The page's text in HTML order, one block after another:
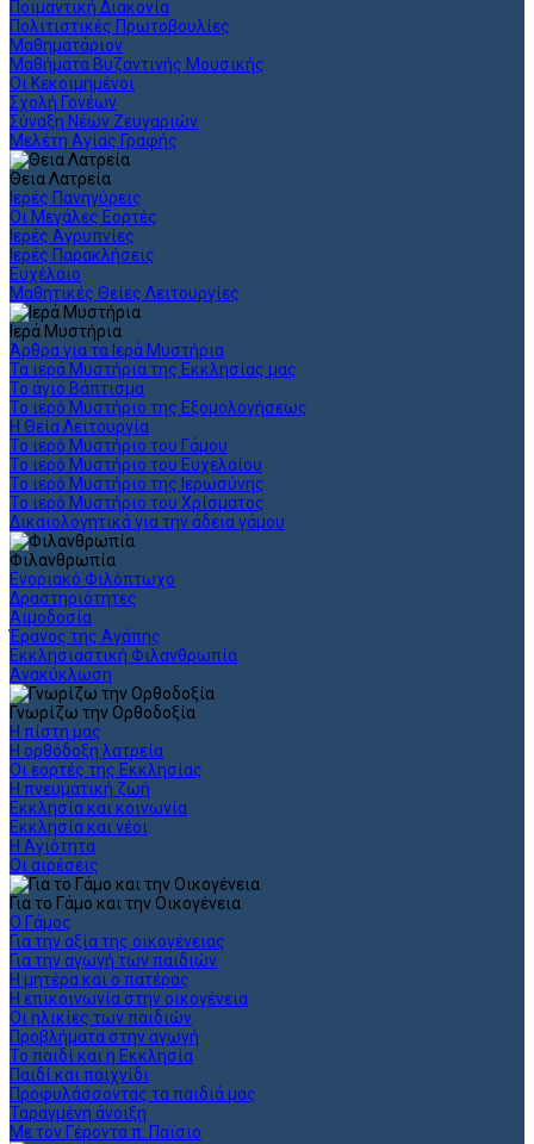
Ποιμαντική Διακονία
Πολιτιστικές Πρωτοβουλίες
Μαθηματάριον
Μαθήματα Βυζαντινής Μουσικής
Οι Κεκοιμημένοι
Σχολή Γονέων
Σύναξη Νέων Ζευγαριών
Μελέτη Αγίας Γραφής
Θεια Λατρεία
Ιερές Πανηγύρεις
Οι Μεγάλες Εορτές
Ιερές Αγρυπνίες
Ιερές Παρακλήσεις
Ευχέλαιο
Μαθητικές Θείες Λειτουργίες
Ιερά Μυστήρια
Άρθρα για τα Ιερά Μυστήρια
Τα ιερά Μυστήρια της Εκκλησίας μας
Το άγιο Βάπτισμα
Το ιερό Μυστήριο της Εξομολογήσεως
Η Θεία Λειτουργία
Το ιερό Μυστήριο του Γάμου
Το ιερό Μυστήριο του Ευχελαίου
Το ιερό Μυστήριο της Ιερωσύνης
Το ιερό Μυστήριο του Χρίσματος
Δικαιολογητικά για την άδεια γάμου
Φιλανθρωπία
Ενοριακό Φιλόπτωχο
Δραστηριότητες
Αιμοδοσία
Έρανος της Αγάπης
Εκκλησιαστική Φιλανθρωπία
Ανακύκλωση
Γνωρίζω την Ορθοδοξία
Η πίστη μας
Η ορθόδοξη λατρεία
Οι εορτές της Εκκλησίας
Η πνευματική ζωή
Εκκλησία και κοινωνία
Εκκλησία και νέοι
Η Αγιότητα
Οι αιρέσεις
Για το Γάμο και την Οικογένεια
Ο Γάμος
Για την αξία της οικογένειας
Για την αγωγή των παιδιών
Η μητέρα και ο πατέρας
Η επικοινωνία στην οικογένεια
Οι ηλικίες των παιδιών
Προβλήματα στην αγωγή
Το παιδί και η Εκκλησία
Παιδί και παιχνίδι
Προφυλάσσοντας τα παιδιά μας
Ταραγμένη άνοιξη
Με τον Γέροντα π. Παϊσιο